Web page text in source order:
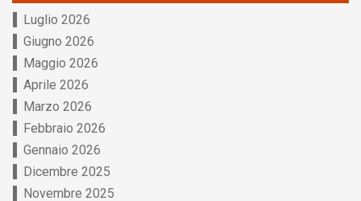
Luglio 2026
Giugno 2026
Maggio 2026
Aprile 2026
Marzo 2026
Febbraio 2026
Gennaio 2026
Dicembre 2025
Novembre 2025